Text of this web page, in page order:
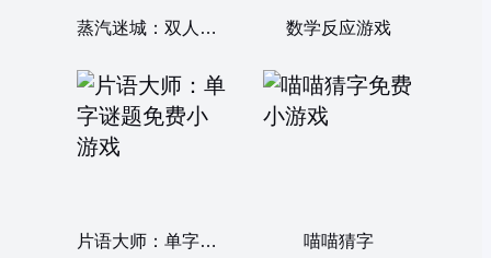
蒸汽迷城：双人三消 数学反应游戏
片语大师：单字谜题 喵喵猜字